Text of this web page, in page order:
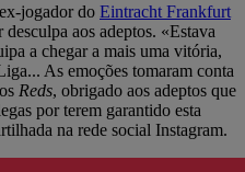
jogador do Eintracht Frankfurt
aos adeptos. «Estava
a chegar a mais uma vitória,
As emoções tomaram conta
Reds, obrigado aos adeptos que
por terem garantido esta
na rede social Instagram.